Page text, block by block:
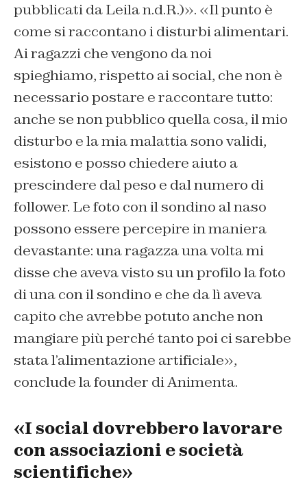
pubblicati da Leila n.d.R.)». «Il punto è
come si raccontano i disturbi alimentari.
Ai ragazzi che vengono da noi
spieghiamo, rispetto ai social, che non è
necessario postare e raccontare tutto:
anche se non pubblico quella cosa, il mio
disturbo e la mia malattia sono validi,
esistono e posso chiedere aiuto a
prescindere dal peso e dal numero di
follower. Le foto con il sondino al naso
possono essere percepire in maniera
devastante: una ragazza una volta mi
disse che aveva visto su un profilo la foto
di una con il sondino e che da lì aveva
capito che avrebbe potuto anche non
mangiare più perché tanto poi ci sarebbe
stata l’alimentazione artificiale»,
conclude la founder di Animenta.
«I social dovrebbero lavorare
con associazioni e società
scientifiche»